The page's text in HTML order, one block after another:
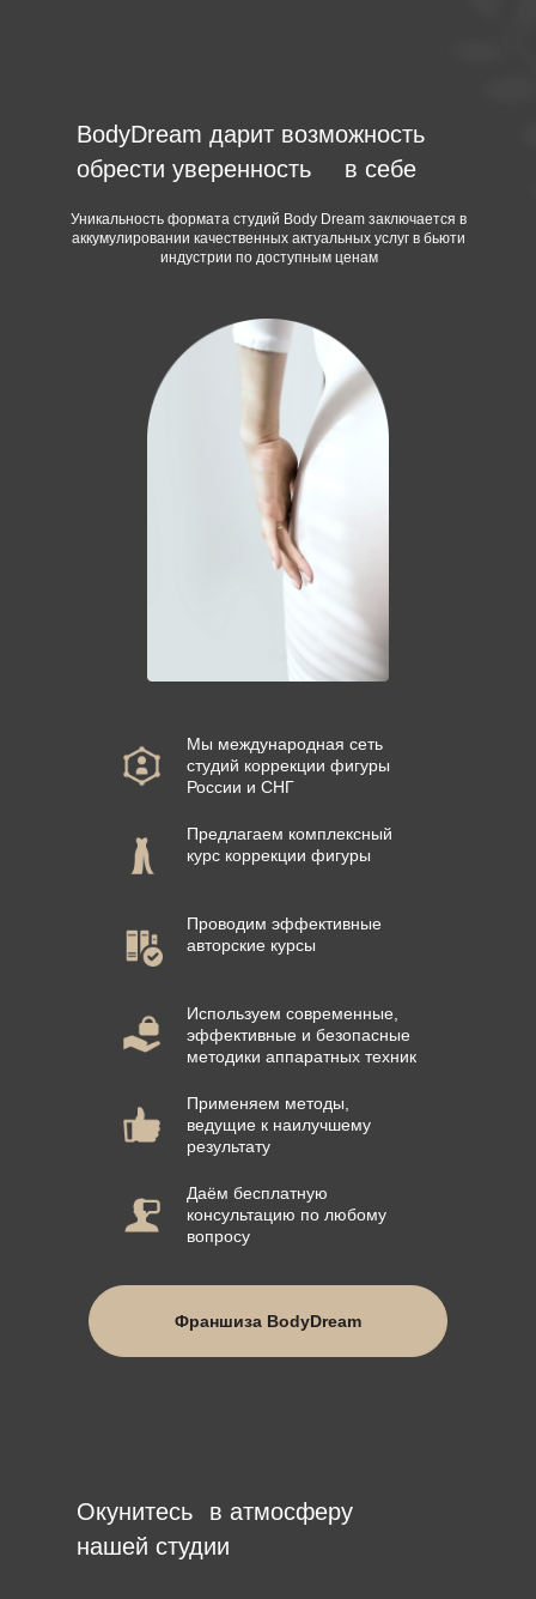
Используем современные,
эффективные и безопасные
методики аппаратных техник
Мы международная сеть
студий коррекции фигуры
России и СНГ
Даём бесплатную
консультацию по любому
вопросу
Применяем методы,
ведущие к наилучшему
результату
Проводим эффективные
авторские курсы
Предлагаем комплексный
курс коррекции фигуры
BodyDream дарит возможность
обрести уверенность
Франшиза BodyDream
в себе
Уникальность формата студий Body Dream заключается в
аккумулировании качественных актуальных услуг в бьюти
индустрии по доступным ценам
Окунитесь
в атмосферу
нашей студии